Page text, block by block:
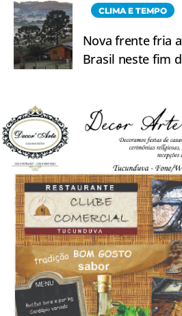
CLIMA E TEMPO
Nova frente fria
Brasil neste fim